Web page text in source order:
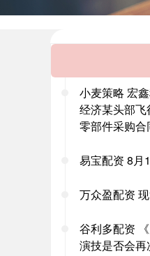
小麦策略 宏
经济某头部
零部件采购合
易宝配资 8月
万众盈配资
谷利多配资
演技是否会